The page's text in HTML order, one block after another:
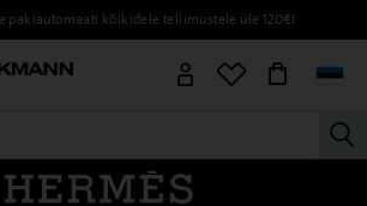
pakiautomaati kõikidele tellimustele üle 120€!
MEHED LAPSED